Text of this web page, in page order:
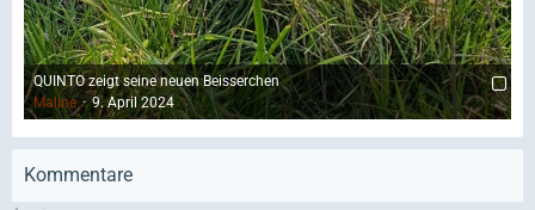
QUINTO zeigt seine neuen Beisserchen
Maline
9. April 2024
Kommentare